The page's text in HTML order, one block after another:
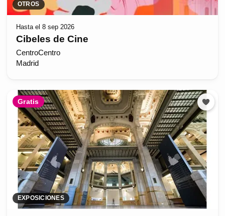
OTROS
Hasta el 8 sep 2026
Cibeles de Cine
CentroCentro
Madrid
Gratis
EXPOSICIONES